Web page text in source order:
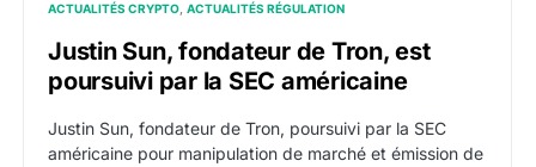
ACTUALITÉS CRYPTO ACTUALITÉS RÉGULATION
Justin Sun, fondateur de Tron, est
poursuivi par la SEC américaine
Justin Sun, fondateur de Tron, poursuivi par la SEC
américaine pour manipulation de marché et émission de